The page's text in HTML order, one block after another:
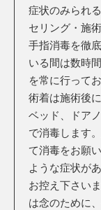
症状のみられ
セリング・施
手指消毒を徹
いる間は数時
を常に行って
術着は施術後
ベッド、ドア
で消毒します
て消毒をお願
ような症状が
お控え下さい
は念のために